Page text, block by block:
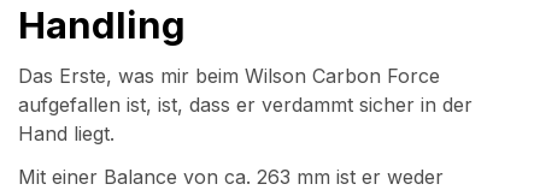
Handling
Das Erste, was mir beim Wilson Carbon Force
aufgefallen ist, ist, dass er verdammt sicher in der
Hand liegt.
Mit einer Balance von ca. 263 mm ist er weder